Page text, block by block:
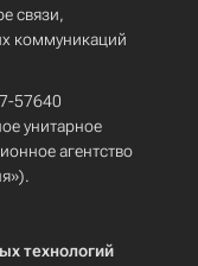
связи,
коммуникаций
57640
унитарное
агентство
технологий